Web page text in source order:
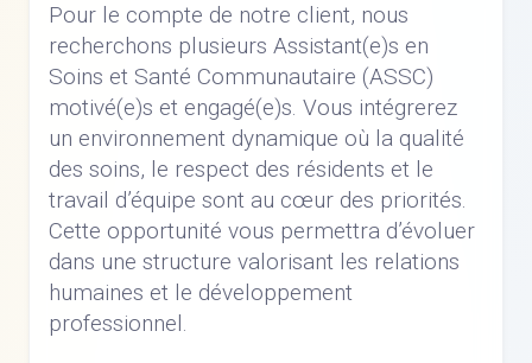
Pour le compte de notre client, nous
recherchons plusieurs Assistant(e)s en
Soins et Santé Communautaire (ASSC)
motivé(e)s et engagé(e)s. Vous intégrerez
un environnement dynamique où la qualité
des soins, le respect des résidents et le
travail d’équipe sont au cœur des priorités.
Cette opportunité vous permettra d’évoluer
dans une structure valorisant les relations
humaines et le développement
professionnel.